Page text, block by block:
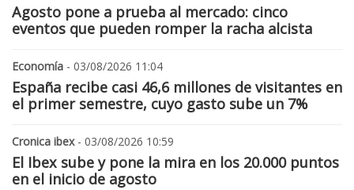
Agosto pone a prueba al mercado: cinco
eventos que pueden romper la racha alcista
Economía - 03/08/2026 11:04
España recibe casi 46,6 millones de visitantes en
el primer semestre, cuyo gasto sube un 7%
Cronica ibex- 03/08/2026 10:59
El Ibex sube y pone la mira en los 20.000 puntos
en el inicio de agosto